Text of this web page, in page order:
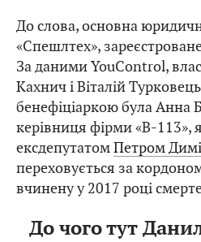
До слова, основна
«Спешлтех»,
За даними YouControl,
Кахнич і Віталій
бенефіціаркою була
керівниця фірми «В-113»,
ексдепутатомПетром
переховується за
вчинену у 2017 році
До чого тут